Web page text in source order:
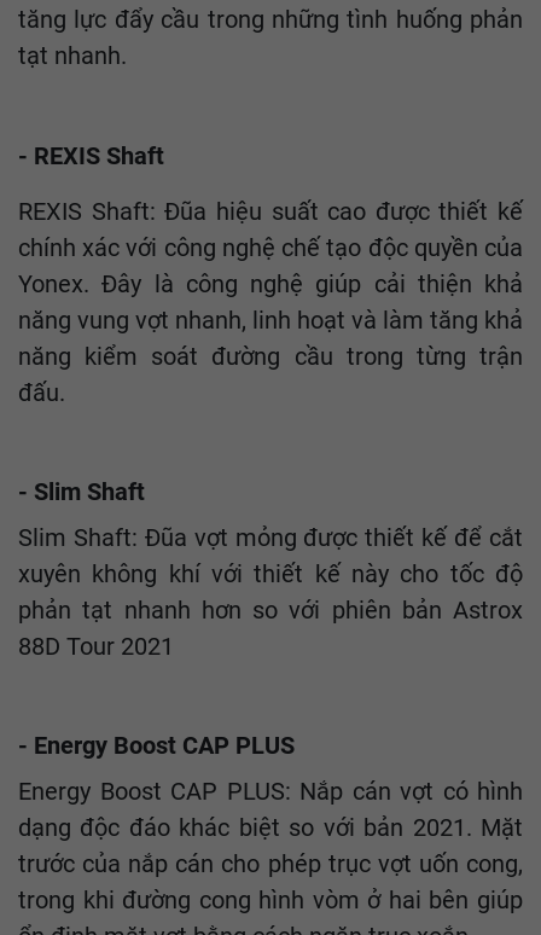
tăng lực đẩy cầu trong những tình huống phản
tạt nhanh.
- REXIS Shaft
REXIS Shaft: Đũa hiệu suất cao được thiết kế
chính xác với công nghệ chế tạo độc quyền của
Yonex. Đây là công nghệ giúp cải thiện khả
năng vung vợt nhanh, linh hoạt và làm tăng khả
năng kiểm soát đường cầu trong từng trận
đấu.
- Slim Shaft
Slim Shaft: Đũa vợt mỏng được thiết kế để cắt
xuyên không khí với thiết kế này cho tốc độ
phản tạt nhanh hơn so với phiên bản Astrox
88D Tour 2021
- Energy Boost CAP PLUS
Energy Boost CAP PLUS: Nắp cán vợt có hình
dạng độc đáo khác biệt so với bản 2021. Mặt
trước của nắp cán cho phép trục vợt uốn cong,
trong khi đường cong hình vòm ở hai bên giúp